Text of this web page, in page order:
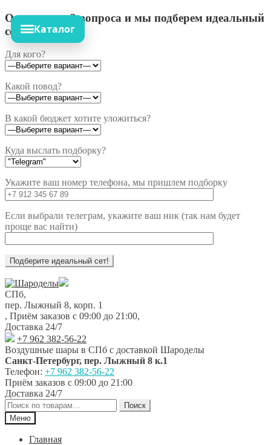
Ответьте на 3 вопроса и мы подберем идеальный
сет!
Для кого?
Какой повод?
В какой бюджет хотите уложиться?
Куда выслать подборку?
Укажите ваш номер телефона, мы пришлем подборку
Если выбрали телеграм, укажите ваш ник (так нам будет
проще вас найти)
Перейти
к
навигации
Перейти
к
содержимому
СПб,
пер. Лыжный 8, корп. 1
, Приём заказов с 09:00 до 21:00,
Доставка 24/7
+7 962 382-56-22
Воздушные шары в СПб с доставкой Шароделы
Санкт-Петербург, пер. Лыжный 8 к.1
Телефон: +7 962 382-56-22
Приём заказов с 09:00 до 21:00
Доставка 24/7
Искать:
Поиск
Меню
Главная
Каталог